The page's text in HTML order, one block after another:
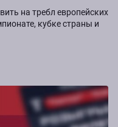
на требл европейских
кубке страны и